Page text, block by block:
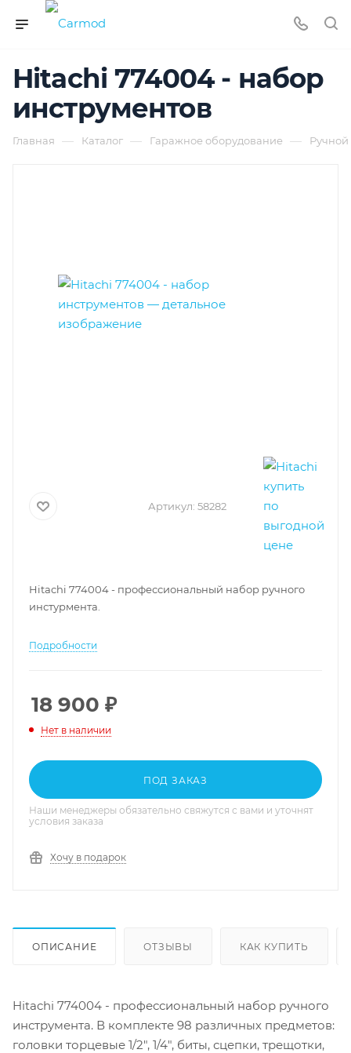
Hitachi 774004 - набор
инструментов
Главная — Каталог — Гаражное оборудование — Ручной
Артикул: 58282
Hitachi 774004 - профессиональный набор ручного
инстурмента.
Подробности
18 900 ₽
Нет в наличии
ПОД ЗАКАЗ
Наши менеджеры обязательно свяжутся с вами и уточнят
условия заказа
Хочу в подарок
ОПИСАНИЕ ОТЗЫВЫ КАК КУПИТЬ
Hitachi 774004 - профессиональный набор ручного
инструмента. В комплекте 98 различных предметов:
головки торцевые 1/2", 1/4", биты, сцепки, трещотки,